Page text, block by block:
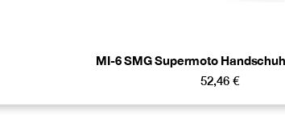
MI-6 SMG Supermoto
52,46 €